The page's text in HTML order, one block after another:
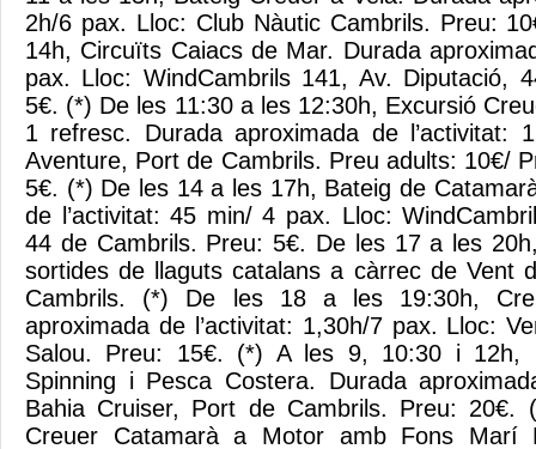
2h/6 pax. Lloc: Club Nàutic Cambrils. Preu:
14h, Circuïts Caiacs de Mar. Durada
pax. Lloc: WindCambrils 141, Av. Diputació,
5€. (*) De les 11:30 a les 12:30h, Excursió
1 refresc. Durada aproximada de l’activitat:
Aventure, Port de Cambrils. Preu adults: 10€/
5€. (*) De les 14 a les 17h, Bateig de
de l’activitat: 45 min/ 4 pax. Lloc:
44 de Cambrils. Preu: 5€. De les 17 a les
sortides de llaguts catalans a càrrec de Vent
Cambrils. (*) De les 18 a les 19:30h,
aproximada de l’activitat: 1,30h/7 pax. Lloc:
Salou. Preu: 15€. (*) A les 9, 10:30 i 12h,
Spinning i Pesca Costera. Durada
Bahia Cruiser, Port de Cambrils. Preu: 20€.
Creuer Catamarà a Motor amb Fons Marí